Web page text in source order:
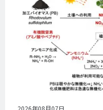
公
2026年08月07日